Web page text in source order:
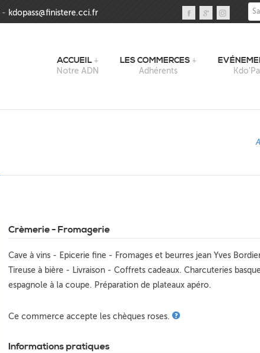
- kdopass@finistere.cci.fr
ACCUEIL
Notre ADN
LES COMMERCES
Adhérents
Crèmerie - Fromagerie
Cave à vins - Epicerie fine - Fromages et beurres jean Yves
Tireuse à bière - Livraison - Coffrets cadeaux. Charcuteries
espagnole à la coupe. Préparation de plateaux apéro.
Ce commerce accepte les chèques roses.
Informations pratiques